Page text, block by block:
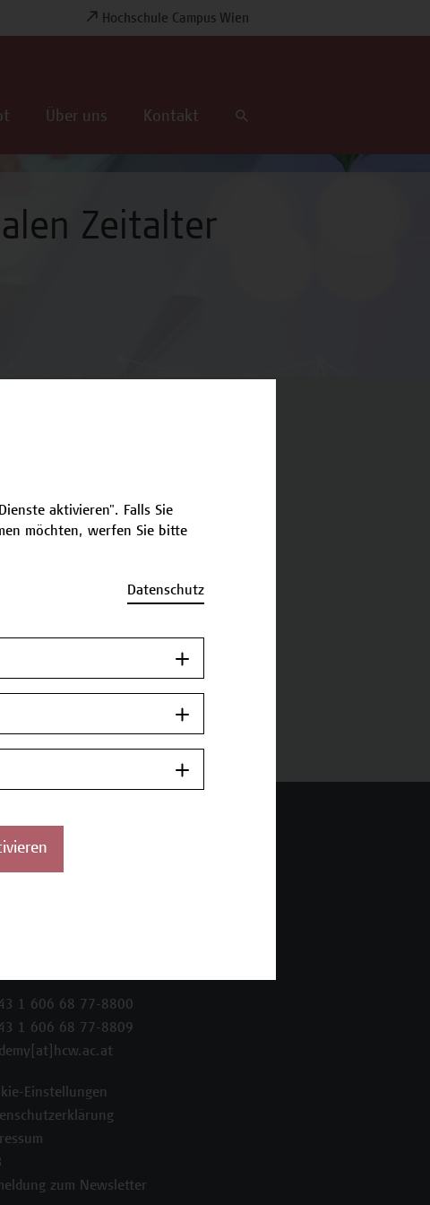
Hochschule Campus Wien
Über uns Kontakt
Zeitalter
Termine und Bewerbung
Zurück zum
1 606 68 77-8800
1 606 68 77-8809
Einstellungen
zum Newsletter
aktivieren". Falls Sie
möchten, werfen Sie bitte
Datenschutz